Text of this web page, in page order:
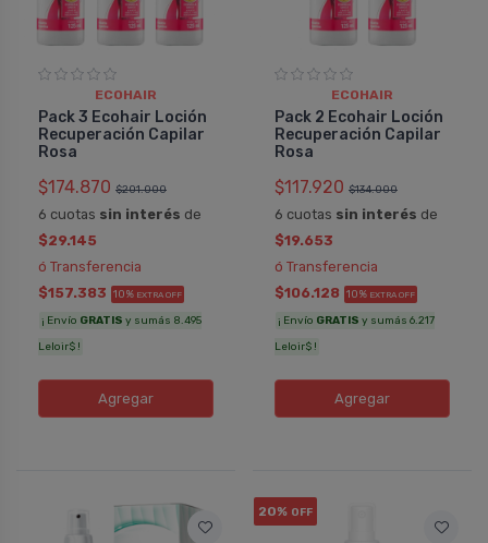
ECOHAIR
Pack 3 Ecohair Loción
Recuperación Capilar
Rosa
$174.870 $201.000
6 cuotas sin interés de
$29.145
ó Transferencia
$157.383 10% EXTRA OFF
¡ Envío GRATIS y sumás 8.495
Leloir$ !
Agregar
ECOHAIR
Pack 2 Ecohair Loción
Recuperación Capilar
Rosa
$117.920 $134.000
6 cuotas sin interés de
$19.653
ó Transferencia
$106.128 10% EXTRA OFF
¡ Envío GRATIS y sumás 6.217
Leloir$ !
Agregar
20% OFF